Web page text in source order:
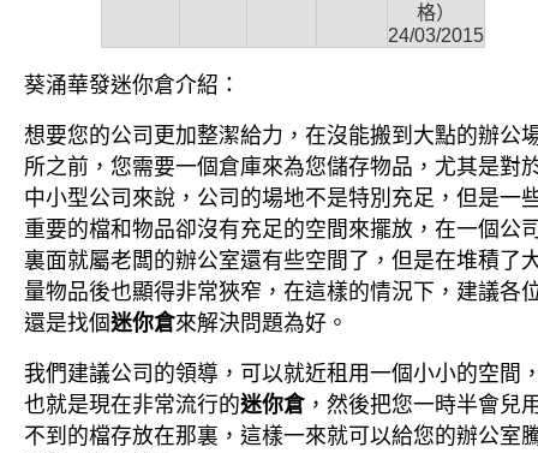
格）
24/03/2015
葵涌華發迷你倉介紹：
想要您的公司更加整潔給力，在沒能搬到大點的辦公
所之前，您需要一個倉庫來為您儲存物品，尤其是對
中小型公司來說，公司的場地不是特別充足，但是一
重要的檔和物品卻沒有充足的空間來擺放，在一個公
裏面就屬老闆的辦公室還有些空間了，但是在堆積了
量物品後也顯得非常狹窄，在這樣的情況下，建議各
還是找個迷你倉來解決問題為好。
我們建議公司的領導，可以就近租用一個小小的空間
也就是現在非常流行的迷你倉 ，然後把您一時半會兒
不到的檔存放在那裏，這樣一來就可以給您的辦公室